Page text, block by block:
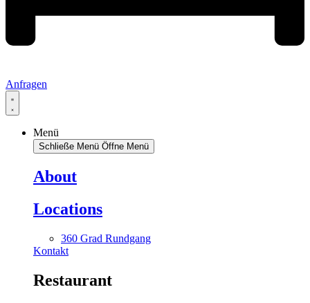
Anfragen
Menü
Schließe Menü Öffne Menü
About
Locations
360 Grad Rundgang
Kontakt
Restaurant